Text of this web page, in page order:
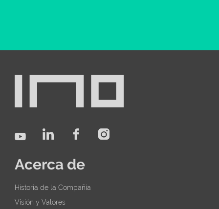
Acerca de
Historia de la Compañía
Visión y Valores